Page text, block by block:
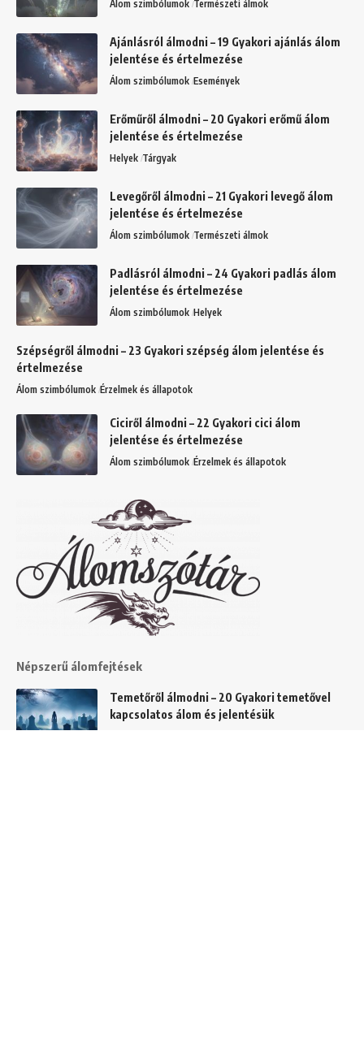
Álom szimbólumok Természeti álmok
Ajánlásról álmodni – 19 Gyakori ajánlás álom
jelentése és értelmezése
Álom szimbólumok Események
Erőműről álmodni – 20 Gyakori erőmű álom
jelentése és értelmezése
Helyek Tárgyak
Levegőről álmodni – 21 Gyakori levegő álom
jelentése és értelmezése
Álom szimbólumok Természeti álmok
Padlásról álmodni – 24 Gyakori padlás álom
jelentése és értelmezése
Álom szimbólumok Helyek
Szépségről álmodni – 23 Gyakori szépség álom jelentése és
értelmezése
Álom szimbólumok Érzelmek és állapotok
Ciciről álmodni – 22 Gyakori cici álom
jelentése és értelmezése
Álom szimbólumok Érzelmek és állapotok
Népszerű álomfejtések
Temetőről álmodni – 20 Gyakori temetővel
kapcsolatos álom és jelentésük